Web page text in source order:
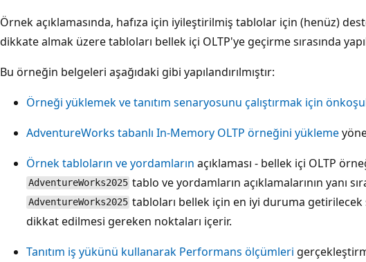
Örnek açıklamasında, hafıza için iyileştirilmiş tablolar için (henüz)
dikkate almak üzere tabloları bellek içi OLTP'ye geçirme sırasında
Bu örneğin belgeleri aşağıdaki gibi yapılandırılmıştır:
Örneği yüklemek ve tanıtım senaryosunu çalıştırmak için
AdventureWorks tabanlı In-Memory OLTP örneğini yükleme
Örnek tabloların ve yordamların açıklaması - bellek içi OLTP
AdventureWorks2025 tablo ve yordamların açıklamalarının yanı
AdventureWorks2025 tabloları bellek için en iyi duruma
dikkat edilmesi gereken noktaları içerir.
Tanıtım iş yükünü kullanarak Performans ölçümleri